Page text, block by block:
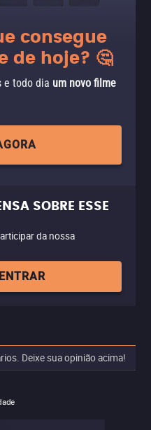
consegue
de hoje? 🤔
e todo dia um novo filme
SOBRE ESSE
da nossa
Deixe sua opinião acima!